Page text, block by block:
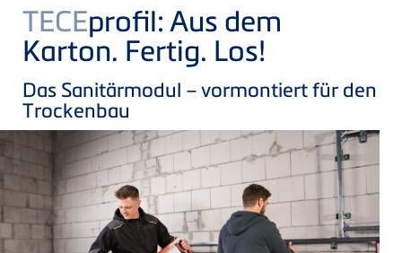
TECEprofil: Aus dem
Karton. Fertig. Los!
Das Sanitärmodul – vormontiert für den
Trockenbau